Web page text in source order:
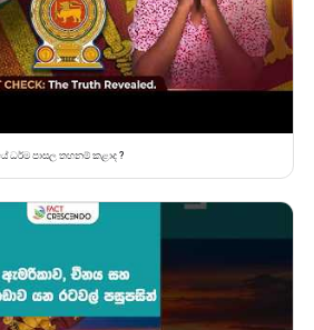
ධර්ම පාසල තහනම් කළාද ?